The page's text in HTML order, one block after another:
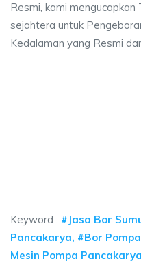
Resmi, kami
sejahtera untuk
Kedalaman yang Resmi
Keyword : #Jasa Bor
Pancakarya, #Bor
Mesin Pompa